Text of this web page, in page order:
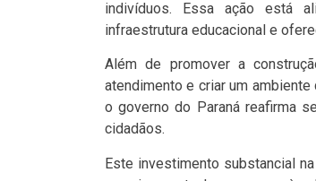
indivíduos. Essa ação está
infraestrutura educacional e
Além de promover a
atendimento e criar um
o governo do Paraná reafirma
cidadãos.
Este investimento substancial